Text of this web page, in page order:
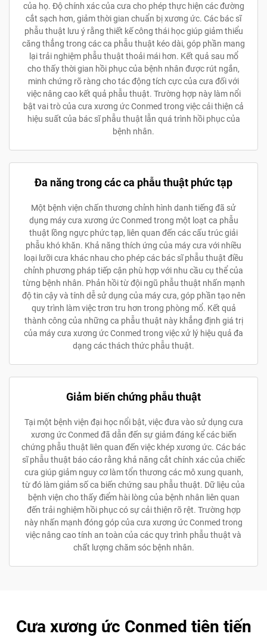
của họ. Độ chính xác của cưa cho phép thực hiện các đường
cắt sạch hơn, giảm thời gian chuẩn bị xương ức. Các bác sĩ
phẫu thuật lưu ý rằng thiết kế công thái học giúp giảm thiểu
căng thẳng trong các ca phẫu thuật kéo dài, góp phần mang
lại trải nghiệm phẫu thuật thoải mái hơn. Kết quả sau mổ
cho thấy thời gian hồi phục của bệnh nhân được rút ngắn,
minh chứng rõ ràng cho tác động tích cực của cưa đối với
việc nâng cao kết quả phẫu thuật. Trường hợp này làm nổi
bật vai trò của cưa xương ức Conmed trong việc cải thiện cả
hiệu suất của bác sĩ phẫu thuật lẫn quá trình hồi phục của
bệnh nhân.
Đa năng trong các ca phẫu thuật phức tạp
Một bệnh viện chấn thương chỉnh hình danh tiếng đã sử
dụng máy cưa xương ức Conmed trong một loạt ca phẫu
thuật lồng ngực phức tạp, liên quan đến các cấu trúc giải
phẫu khó khăn. Khả năng thích ứng của máy cưa với nhiều
loại lưỡi cưa khác nhau cho phép các bác sĩ phẫu thuật điều
chỉnh phương pháp tiếp cận phù hợp với nhu cầu cụ thể của
từng bệnh nhân. Phản hồi từ đội ngũ phẫu thuật nhấn mạnh
độ tin cậy và tính dễ sử dụng của máy cưa, góp phần tạo nên
quy trình làm việc trơn tru hơn trong phòng mổ. Kết quả
thành công của những ca phẫu thuật này khẳng định giá trị
của máy cưa xương ức Conmed trong việc xử lý hiệu quả đa
dạng các thách thức phẫu thuật.
Giảm biến chứng phẫu thuật
Tại một bệnh viện đại học nổi bật, việc đưa vào sử dụng cưa
xương ức Conmed đã dẫn đến sự giảm đáng kể các biến
chứng phẫu thuật liên quan đến việc khép xương ức. Các bác
sĩ phẫu thuật báo cáo rằng khả năng cắt chính xác của chiếc
cưa giúp giảm nguy cơ làm tổn thương các mô xung quanh,
từ đó làm giảm số ca biến chứng sau phẫu thuật. Dữ liệu của
bệnh viện cho thấy điểm hài lòng của bệnh nhân liên quan
đến trải nghiệm hồi phục có sự cải thiện rõ rệt. Trường hợp
này nhấn mạnh đóng góp của cưa xương ức Conmed trong
việc nâng cao tính an toàn của các quy trình phẫu thuật và
chất lượng chăm sóc bệnh nhân.
Cưa xương ức Conmed tiên tiến